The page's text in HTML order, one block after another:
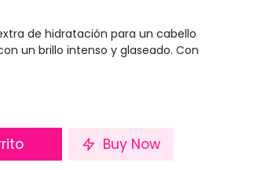
de hidratación para un cabello
un brillo intenso y glaseado. Con
Buy Now